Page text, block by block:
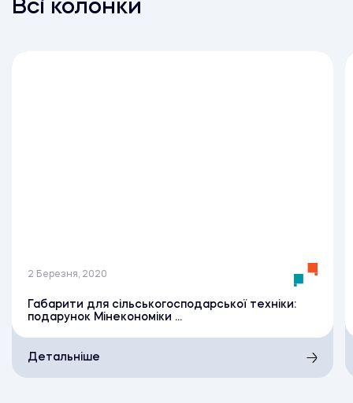
Всі колонки
2 Березня, 2020
Габарити для сільськогосподарської техніки:
подарунок Мінекономіки ...
Детальніше